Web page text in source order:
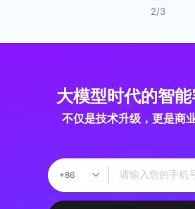
2/3
大模型时代的智
不仅是技术升级，更是商
+86